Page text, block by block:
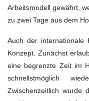
Arbeitsmodell gewährt,
zu zwei Tage aus dem
Auch der internationale
Konzept. Zunächst
eine begrenzte Zeit im
schnellstmöglich
Zwischenzeitlich wurde